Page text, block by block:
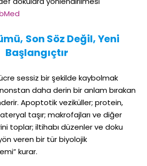
Son Söz Değil, Yeni
Başlangıçtır
sessiz bir şekilde kaybolmak
daha derin bir anlam bırakan
Apoptotik veziküller; protein,
taşır; makrofajları ve diğer
toplar; iltihabı düzenler ve doku
veren bir tür biyolojik
kurar.